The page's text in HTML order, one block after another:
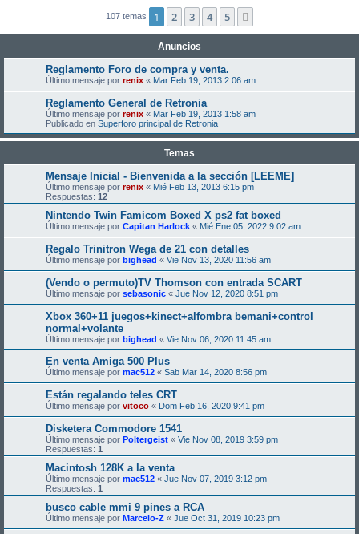
107 temas 1 2 3 4 5
Anuncios
Reglamento Foro de compra y venta.
Último mensaje por renix « Mar Feb 19, 2013 2:06 am
Reglamento General de Retronia
Último mensaje por renix « Mar Feb 19, 2013 1:58 am
Publicado en Superforo principal de Retronia
Temas
Mensaje Inicial - Bienvenida a la sección [LEEME]
Último mensaje por renix « Mié Feb 13, 2013 6:15 pm
Respuestas: 12
Nintendo Twin Famicom Boxed X ps2 fat boxed
Último mensaje por Capitan Harlock « Mié Ene 05, 2022 9:02 am
Regalo Trinitron Wega de 21 con detalles
Último mensaje por bighead « Vie Nov 13, 2020 11:56 am
(Vendo o permuto)TV Thomson con entrada SCART
Último mensaje por sebasonic « Jue Nov 12, 2020 8:51 pm
Xbox 360+11 juegos+kinect+alfombra bemani+control
normal+volante
Último mensaje por bighead « Vie Nov 06, 2020 11:45 am
En venta Amiga 500 Plus
Último mensaje por mac512 « Sab Mar 14, 2020 8:56 pm
Están regalando teles CRT
Último mensaje por vitoco « Dom Feb 16, 2020 9:41 pm
Disketera Commodore 1541
Último mensaje por Poltergeist « Vie Nov 08, 2019 3:59 pm
Respuestas: 1
Macintosh 128K a la venta
Último mensaje por mac512 « Jue Nov 07, 2019 3:12 pm
Respuestas: 1
busco cable mmi 9 pines a RCA
Último mensaje por Marcelo-Z « Jue Oct 31, 2019 10:23 pm